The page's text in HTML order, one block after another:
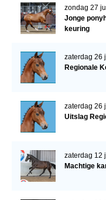
zondag 27
Jonge
keuring
zaterdag 26
Regionale
zaterdag 26
Uitslag
zaterdag 12
Machtige